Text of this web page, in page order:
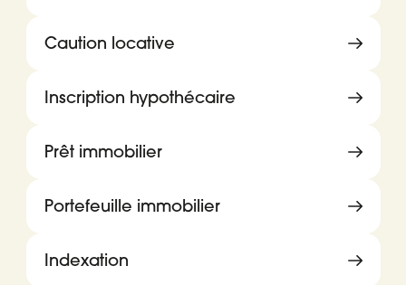
Caution locative
Inscription hypothécaire
Prêt immobilier
Portefeuille immobilier
Indexation